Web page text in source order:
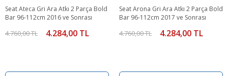
Seat Ateca Gri Ara Atkı 2 Parça Bold
Bar 96-112cm 2016 ve Sonrası
4.760,00 TL 4.284,00 TL
Seat Arona Gri Ara Atkı 2 Parça Bold
Bar 96-112cm 2017 ve Sonrası
4.760,00 TL 4.284,00 TL